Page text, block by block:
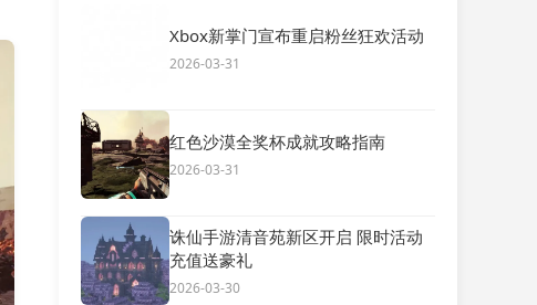
Xbox新掌门宣布重启粉丝狂欢活动
2026-03-31
红色沙漠全奖杯成就攻略指南
2026-03-31
诛仙手游清音苑新区开启 限时活动
充值送豪礼
2026-03-30